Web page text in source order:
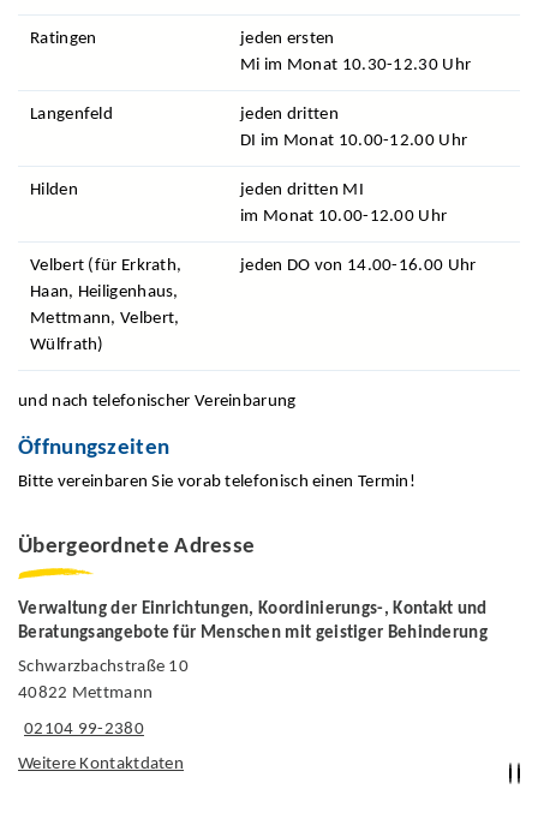
Ratingen
jeden ersten
Mi im Monat 10.30-12.30 Uhr
Langenfeld
jeden dritten
DI im Monat 10.00-12.00 Uhr
Hilden
jeden dritten MI
im Monat 10.00-12.00 Uhr
Velbert (für Erkrath,
Haan, Heiligenhaus,
Mettmann, Velbert,
Wülfrath)
jeden DO von 14.00-16.00 Uhr
und nach telefonischer Vereinbarung
Öffnungszeiten
Bitte vereinbaren Sie vorab telefonisch einen Termin!
Übergeordnete Adresse
Verwaltung der Einrichtungen, Koordinierungs-, Kontakt und
Beratungsangebote für Menschen mit geistiger Behinderung
Schwarzbachstraße 10
40822 Mettmann
02104 99-2380
Weitere Kontaktdaten